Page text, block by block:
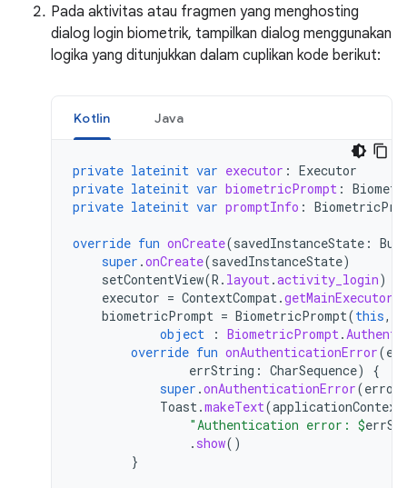
Pada aktivitas atau fragmen yang menghosting
dialog login biometrik, tampilkan dialog menggunakan
logika yang ditunjukkan dalam cuplikan kode berikut:
Kotlin Java
private lateinit var executor : Executor
private lateinit var biometricPrompt :
private lateinit var promptInfo :
override fun onCreate(savedInstanceState :
super .onCreate(savedInstanceState)
setContentView(R . layout.activity_login)
executor = ContextCompat.getMainExecutor
biometricPrompt = BiometricPrompt(this,
object
: BiometricPrompt.
override fun onAuthenticationError(
errString : CharSequence)
{
super .onAuthenticationError(
Toast.makeText(applicationContext
"Authentication error: $
. show()
}